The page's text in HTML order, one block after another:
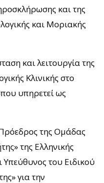
και της
και Μοριακής
και λειτουργία της
Κλινικής στο
υπηρετεί ως
της Ομάδας
της Ελληνικής
Υπεύθυνος του Ειδικού
για την